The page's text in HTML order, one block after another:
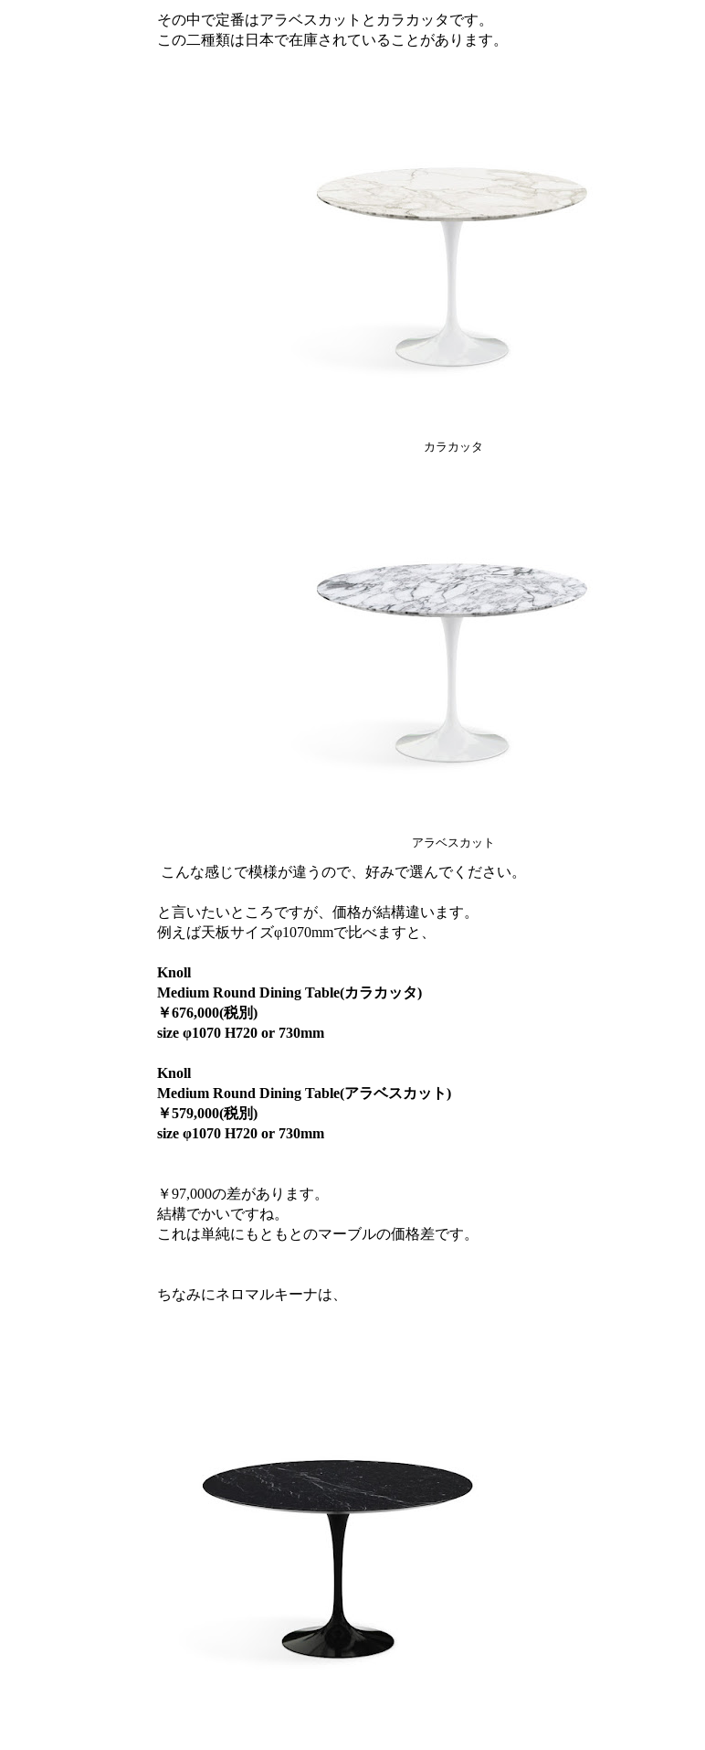
その中で定番はアラベスカットとカラカッタです。
この二種類は日本で在庫されていることがあります。
カラカッタ
アラベスカット
こんな感じで模様が違うので、好みで選んでください。
と言いたいところですが、価格が結構違います。
例えば天板サイズφ1070mmで比べますと、
Knoll
Medium Round Dining Table(カラカッタ)
￥676,000(税別)
size φ1070 H720 or 730mm
Knoll
Medium Round Dining Table(アラベスカット)
￥579,000(税別)
size φ1070 H720 or 730mm
￥97,000の差があります。
結構でかいですね。
これは単純にもともとのマーブルの価格差です。
ちなみにネロマルキーナは、